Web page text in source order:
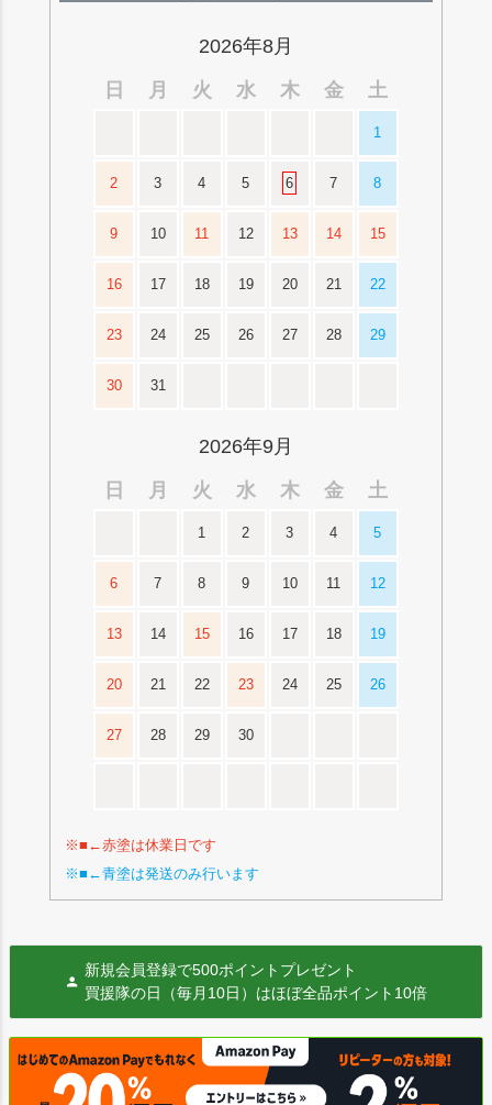
2026年8月
日
月 火 水 木 金 土
1
2 3 4 5 6 7 8
9 10 11 12 13 14 15
16 17 18 19 20 21 22
23 24 25 26 27 28 29
30 31
2026年9月
日
月 火 水 木 金 土
1 2 3 4 5
6 7 8 9 10 11 12
13 14 15 16 17 18 19
20 21 22 23 24 25 26
27 28 29 30
※■←赤塗は休業日です
※■←青塗は発送のみ行います
新規会員登録で500ポイントプレゼント
買援隊の日（毎月10日）はほぼ全品ポイント10倍